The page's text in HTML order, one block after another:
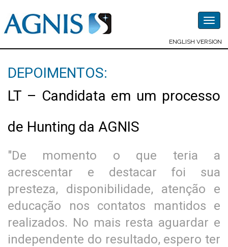
ENGLISH VERSION
DEPOIMENTOS:
LT – Candidata em um processo
de Hunting da AGNIS
"De momento o que teria a
acrescentar e destacar foi sua
presteza, disponibilidade, atenção e
educação nos contatos mantidos e
realizados. No mais resta aguardar e
independente do resultado, espero ter